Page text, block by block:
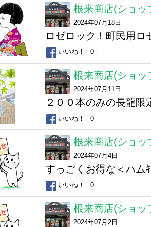
根来商店(ショッ
2024年07月18日
ロゼロック！町民用ロ
いいね！ 0
根来商店(ショッ
2024年07月11日
２００本のみの長龍限
いいね！ 0
根来商店(ショッ
2024年07月4日
すっごくお得な＜ハム
いいね！ 0
根来商店(ショッ
2024年07月2日